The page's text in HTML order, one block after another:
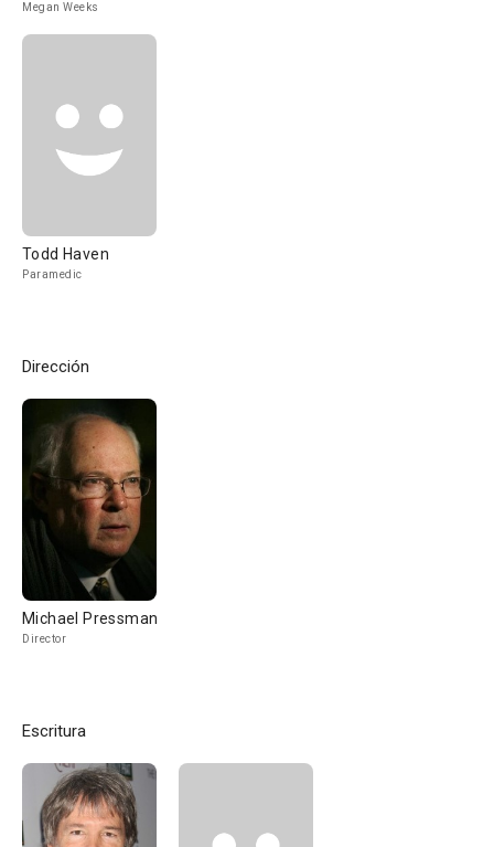
Megan Weeks
Todd Haven
Paramedic
Dirección
Michael Pressman
Director
Escritura